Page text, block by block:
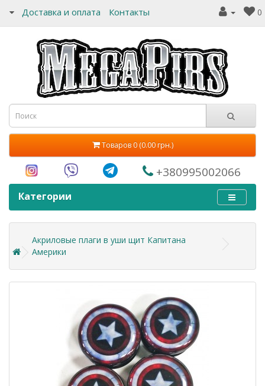
Доставка и оплата Контакты 0
Товаров 0 (0.00 грн.)
+380995002066
Категории
Акриловые плаги в уши щит Капитана
Америки